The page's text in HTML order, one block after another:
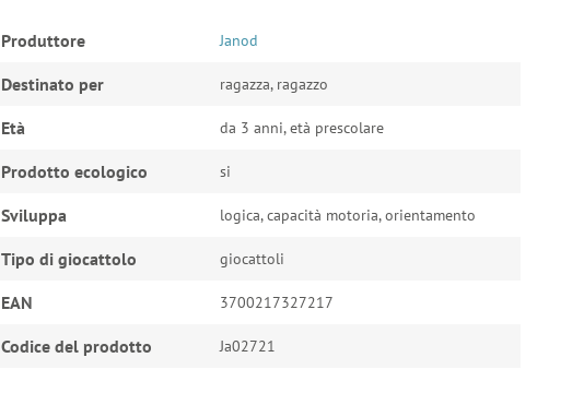
Produttore Janod
Destinato per ragazza, ragazzo
Età da 3 anni, età prescolare
Prodotto ecologico si
Sviluppa logica, capacità motoria, orientamento
Tipo di giocattolo giocattoli
EAN 3700217327217
Codice del prodotto Ja02721